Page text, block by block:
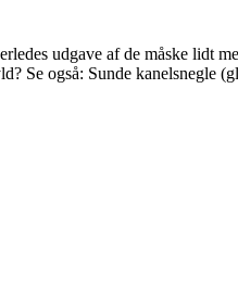
udgave af de måske lidt
Se også: Sunde kanelsnegle